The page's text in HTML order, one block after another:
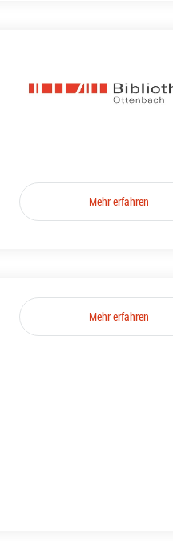
Mehr erfahren
Mehr erfahren